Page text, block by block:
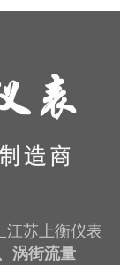
江苏上衡仪表
涡街流量